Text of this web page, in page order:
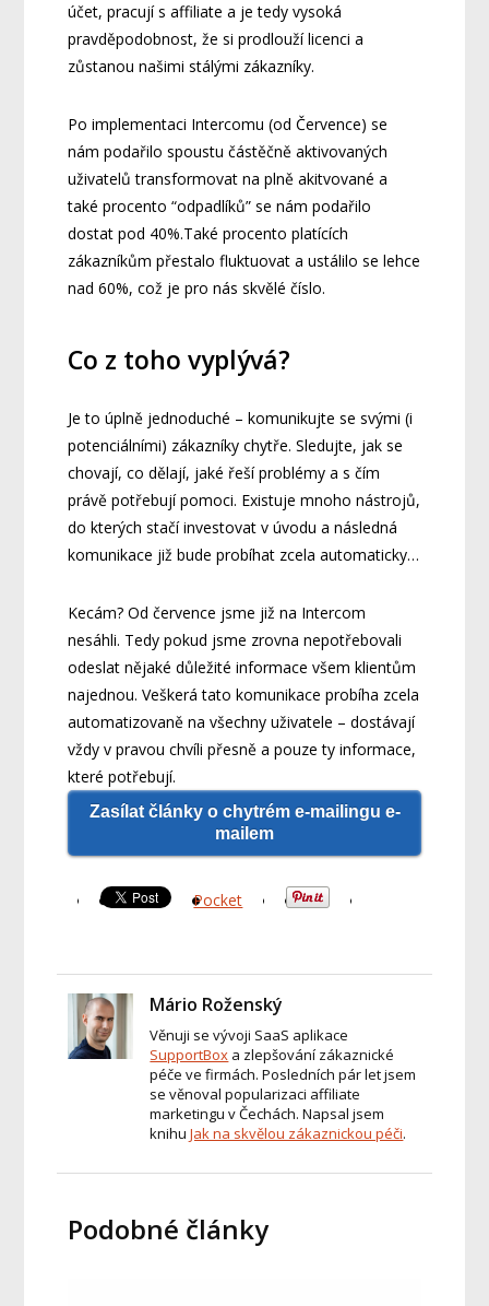
účet, pracují s affiliate a je tedy vysoká
pravděpodobnost, že si prodlouží licenci a
zůstanou našimi stálými zákazníky.
Po implementaci Intercomu (od Července) se
nám podařilo spoustu částěčně aktivovaných
uživatelů transformovat na plně akitvované a
také procento “odpadlíků” se nám podařilo
dostat pod 40%.Také procento platících
zákazníkům přestalo fluktuovat a ustálilo se lehce
nad 60%, což je pro nás skvělé číslo.
Co z toho vyplývá?
Je to úplně jednoduché – komunikujte se svými (i
potenciálními) zákazníky chytře. Sledujte, jak se
chovají, co dělají, jaké řeší problémy a s čím
právě potřebují pomoci. Existuje mnoho nástrojů,
do kterých stačí investovat v úvodu a následná
komunikace již bude probíhat zcela automaticky…
Kecám? Od července jsme již na Intercom
nesáhli. Tedy pokud jsme zrovna nepotřebovali
odeslat nějaké důležité informace všem klientům
najednou. Veškerá tato komunikace probíha zcela
automatizovaně na všechny uživatele – dostávají
vždy v pravou chvíli přesně a pouze ty informace,
které potřebují.
Zasílat články o chytrém e-mailingu e-
mailem
Pocket
Mário Roženský
Věnuji se vývoji SaaS aplikace
SupportBox a zlepšování zákaznické
péče ve firmách. Posledních pár let jsem
se věnoval popularizaci affiliate
marketingu v Čechách. Napsal jsem
knihuJak na skvělou zákaznickou péči.
Podobné články